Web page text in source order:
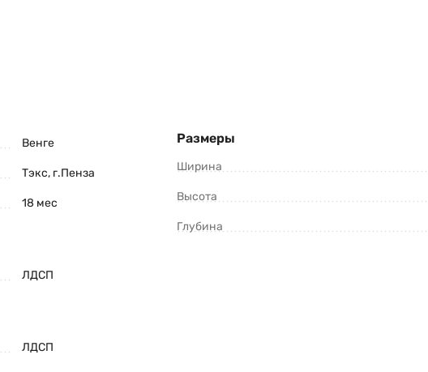
Венге
Тэкс, г.Пенза
18 мес
ЛДСП
ЛДСП
Размеры
Ширина
Высота
Глубина